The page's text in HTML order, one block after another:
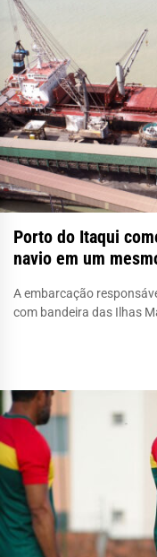
Porto do Itaqui
navio em um
A embarcação
com bandeira das Ilhas